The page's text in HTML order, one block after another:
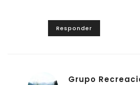
Responder
Grupo